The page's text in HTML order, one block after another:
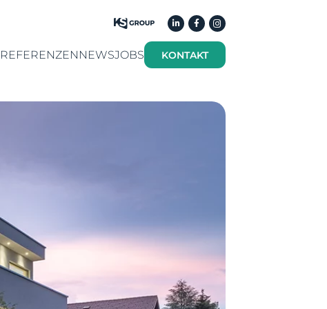
REFERENZEN NEWSJOBS KONTAKT